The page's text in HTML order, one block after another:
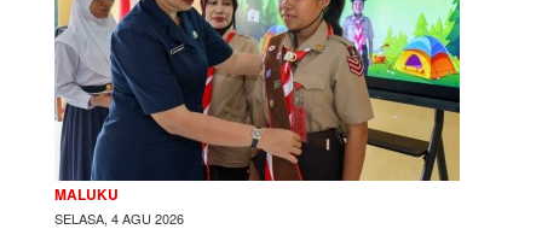
MALUKU
SELASA, 4 AGU 2026